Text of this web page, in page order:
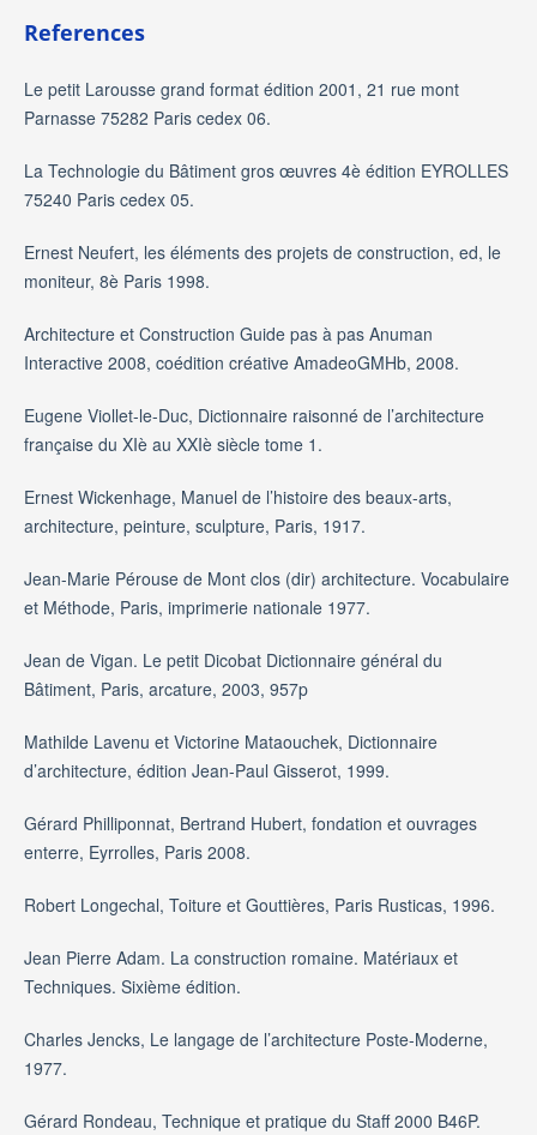
References
Le petit Larousse grand format édition 2001, 21 rue mont
Parnasse 75282 Paris cedex 06.
La Technologie du Bâtiment gros œuvres 4è édition EYROLLES
75240 Paris cedex 05.
Ernest Neufert, les éléments des projets de construction, ed, le
moniteur, 8è Paris 1998.
Architecture et Construction Guide pas à pas Anuman
Interactive 2008, coédition créative AmadeoGMHb, 2008.
Eugene Viollet-le-Duc, Dictionnaire raisonné de l’architecture
française du XIè au XXIè siècle tome 1.
Ernest Wickenhage, Manuel de l’histoire des beaux-arts,
architecture, peinture, sculpture, Paris, 1917.
Jean-Marie Pérouse de Mont clos (dir) architecture. Vocabulaire
et Méthode, Paris, imprimerie nationale 1977.
Jean de Vigan. Le petit Dicobat Dictionnaire général du
Bâtiment, Paris, arcature, 2003, 957p
Mathilde Lavenu et Victorine Mataouchek, Dictionnaire
d’architecture, édition Jean-Paul Gisserot, 1999.
Gérard Philliponnat, Bertrand Hubert, fondation et ouvrages
enterre, Eyrrolles, Paris 2008.
Robert Longechal, Toiture et Gouttières, Paris Rusticas, 1996.
Jean Pierre Adam. La construction romaine. Matériaux et
Techniques. Sixième édition.
Charles Jencks, Le langage de l’architecture Poste-Moderne,
1977.
Gérard Rondeau, Technique et pratique du Staff 2000 B46P.